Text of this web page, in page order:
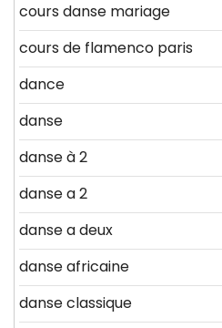
cours danse mariage
cours de flamenco paris
dance
danse
danse à 2
danse a 2
danse a deux
danse africaine
danse classique